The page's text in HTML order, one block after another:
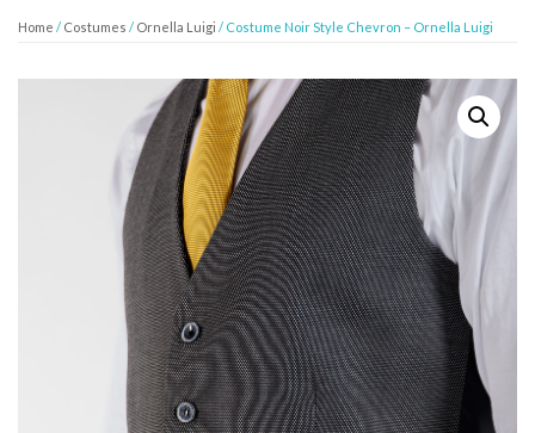
Home / Costumes / Ornella Luigi / Costume Noir Style Chevron – Ornella Luigi